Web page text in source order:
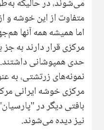
می‌شوند، در حالیکه
متفاوت از این خوشه ‌و
اما همیشه همه آنها
مرکزی قرار دارند به
حدی همپوشانی داشتند.
نمونه‌های زرتشتی، به
مرکزی خوشه ایرانی
بافتی دیگر در
نیز دیده می‌شوند.